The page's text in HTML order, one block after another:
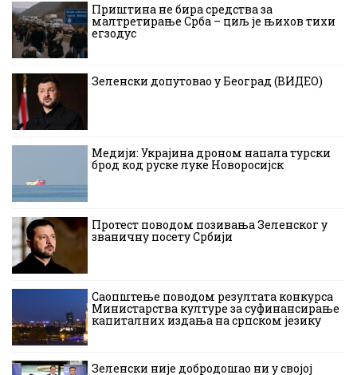
Приштина не бира средства за
малтретирање Срба – циљ је њихов тихи
егзодус
Зеленски допутовао у Београд (ВИДЕО)
Медији: Украјина дроном напала турски
брод код руске луке Новоросијск
Протест поводом позивања Зеленског у
званичну посету Србији
Саопштење поводом резултата конкурса
Министарства културе за суфинансирање
капиталних издања на српском језику
Зеленски није добродошао ни у својој